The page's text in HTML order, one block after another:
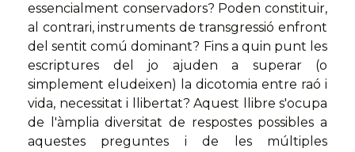
essencialment conservadors? Poden constituir,
al contrari, instruments de transgressió enfront
del sentit comú dominant? Fins a quin punt les
escriptures del jo ajuden a superar (o
simplement eludeixen) la dicotomia entre raó i
vida, necessitat i llibertat? Aquest llibre s'ocupa
de l'àmplia diversitat de respostes possibles a
aquestes preguntes i de les múltiples